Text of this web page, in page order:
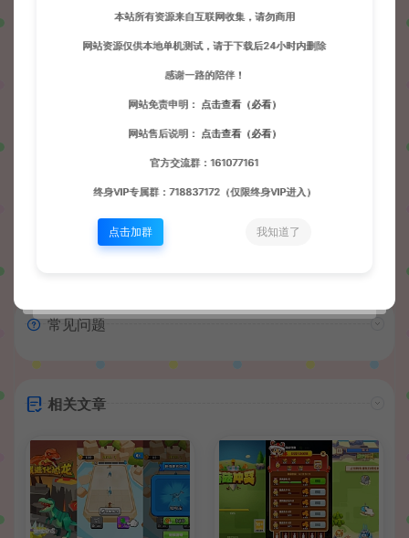
网站默认解压密码：www.51boshao.com
上一篇：
三网H5小游戏【守墓人】最新整理WIN系服务端+Linux手工服务端+详细搭建教程
常见问题
相关文章
本站所有资源来自互联网收集，请勿商用
网站资源仅供本地单机测试，请于下载后24小时内删除
感谢一路的陪伴！
网站免责申明： 点击查看（必看）
网站售后说明： 点击查看（必看）
官方交流群：161077161
终身VIP专属群：718837172（仅限终身VIP进入）
点击加群 我知道了